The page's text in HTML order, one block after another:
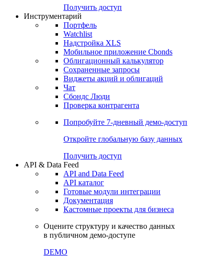
Попробуйте7-дневный
Откройте глобальную базу данных
Получить доступ
Инструментарий
Портфель
Watchlist
Надстройка XLS
Мобильное приложение Cbonds
Облигационный калькулятор
Сохраненные запросы
Чат
Проверка контрагента
Попробуйте7-дневный
Откройте глобальную базу данных
Получить доступ
API & Data Feed
API and Data Feed
Готовые модули интеграции
Документация